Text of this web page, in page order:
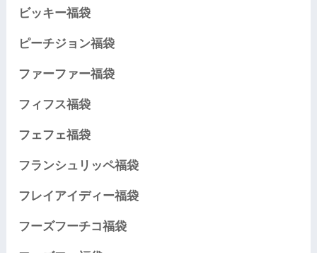
ビッキー福袋
ピーチジョン福袋
ファーファー福袋
フィフス福袋
フェフェ福袋
フランシュリッペ福袋
フレイアイディー福袋
フーズフーチコ福袋